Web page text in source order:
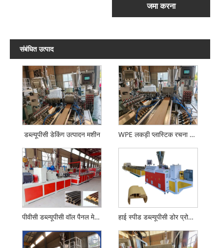
जमा करना
संबंधित उत्पाद
डब्ल्यूपीसी डेकिंग उत्पादन मशीन WPE लकड़ी प्लास्टिक रचना WPC एक्सट्रूज़न मशीन
पीवीसी डब्ल्यूपीसी वॉल पैनल मेकिंग मशीन हाई स्पीड डब्ल्यूपीसी डोर प्रोफाइल एक्सट्रूज़न मशीन